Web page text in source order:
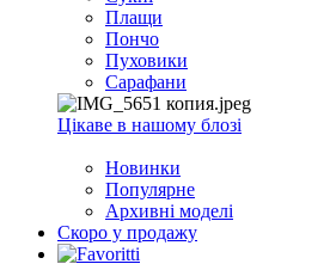
Плащи
Пончо
Пуховики
Сарафани
Цікаве в нашому блозі
Новинки
Популярне
Архивні моделі
Скоро у продажу